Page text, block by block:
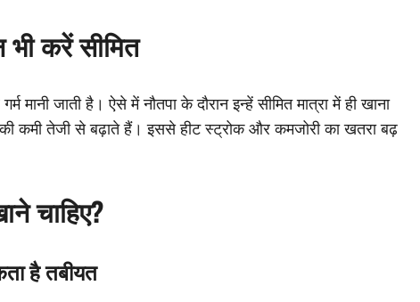
करें सीमित
जाती है। ऐसे में नौतपा के दौरान इन्हें सीमित मात्रा में ही खाना
कमी तेजी से बढ़ाते हैं। इससे हीट स्ट्रोक और कमजोरी का खतरा बढ़
चाहिए?
है तबीयत